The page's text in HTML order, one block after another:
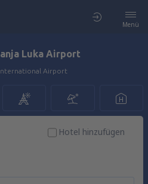
Menü
Luka Airport
Airport
Hotel hinzufügen